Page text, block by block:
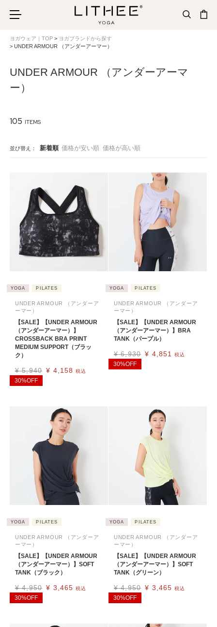
ヨガウェア｜TOP
ヨガブランドから探す
UNDER ARMOUR （アンダーアーマー）
UNDER ARMOUR （アンダーアーマ
ー）
並び替え 新着順 価格が安い順 価格が高い順
105
YOGA PILATES
UNDER ARMOUR （アンダーア
ーマー）
【SALE】【UNDER ARMOUR
（アンダーアーマー）】
CROSSBACK BRA PRINT
MEDIUM SUPPORT（ブラッ
ク）
¥ 5,940 ¥ 4,158 税込
30%OFF
YOGA PILATES
UNDER ARMOUR （アンダーア
ーマー）
【SALE】【UNDER ARMOUR
（アンダーアーマー）】BRA
TANK（パープル）
¥ 6,930 ¥ 4,851 税込
30%OFF
YOGA PILATES
UNDER ARMOUR （アンダーア
ーマー）
【SALE】【UNDER ARMOUR
（アンダーアーマー）】SOFT
TANK（ブラック）
¥ 4,950 ¥ 3,465 税込
30%OFF
YOGA PILATES
UNDER ARMOUR （アンダーア
ーマー）
【SALE】【UNDER ARMOUR
（アンダーアーマー）】SOFT
TANK（グリーン）
¥ 4,950 ¥ 3,465 税込
30%OFF